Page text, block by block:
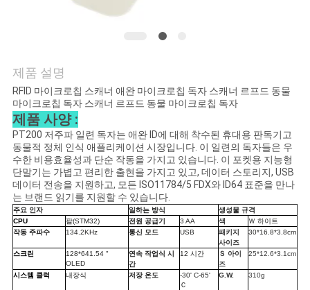
연
락
주
세
요
뉴
스
제품 설명
RFID 마이크로칩 스캐너 애완 마이크로칩 독자 스캐너 르프드 동물
마이크로칩 독자 스캐너 르프드 동물 마이크로칩 독자
제품 사양 :
PT200 저주파 일련 독자는 애완 ID에 대해 착수된 휴대용 판독기고
동물적 정체 인식 애플리케이션 시장입니다. 이 일련의 독자들은 우
수한 비용효율성과 단순 작동을 가지고 있습니다. 이 포켓용 지능형
단말기는 가볍고 편리한 출현을 가지고 있고, 데이터 스토리지, USB
데이터 전송을 지원하고, 모든 ISO11784/5 FDX와 ID64 표준을 만나
는 브랜드 읽기를 지원할 수 있습니다.
주요 인자 일하는 방식
생성물 규격
CPU
팔(STM32) 전원 공급기 3 AA 색 Ｗ 하이트
작동 주파수
134.2KHz 통신 모드 USB
패키지
사이즈
30*16.8*3.8cm
스크린
128*641.54 "
OLED
연속 작업식 시
간
12 시간 Ｓ 아이
즈
25*12.6*3.1cm
시스템 클럭 내장식 저장 온도
-30' C-65'
Ｃ
G.W. 310g